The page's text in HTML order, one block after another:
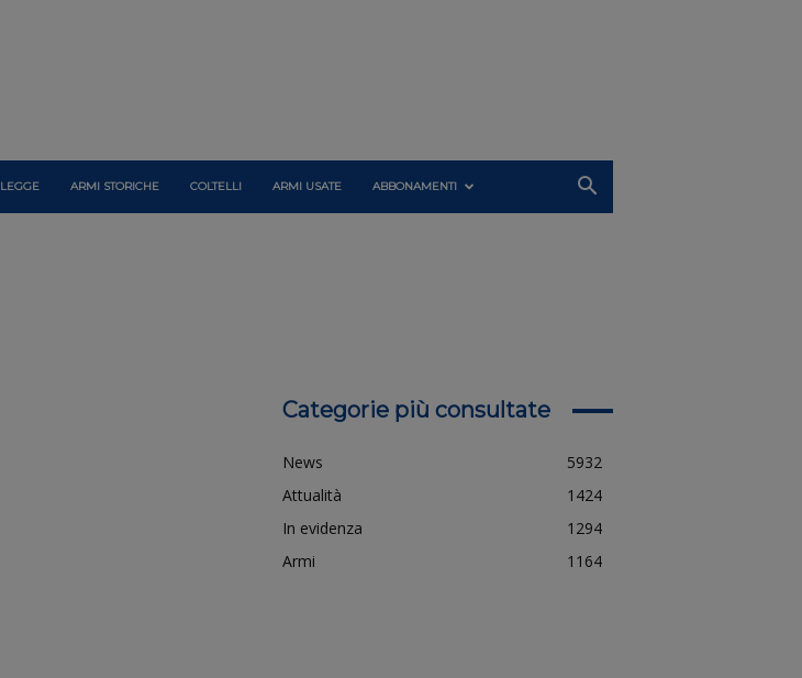
LEGGE ARMI STORICHE COLTELLI ARMI USATE ABBONAMENTI
Categorie più consultate
News
5932
Attualità
1424
In evidenza
1294
Armi
1164